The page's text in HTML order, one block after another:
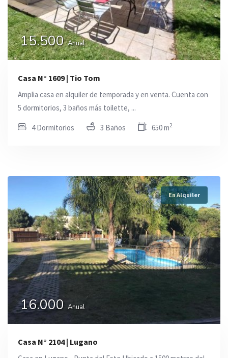
15.500Anual
Casa N° 1609 | Tio Tom
Amplia casa en alquiler de temporada y en venta. Cuenta con
5 dormitorios, 3 baños más toilette, ...
4 Dormitorios 3 Baños 650 m2
En Alquiler
16.000 Anual
Casa N° 2104 | Lugano